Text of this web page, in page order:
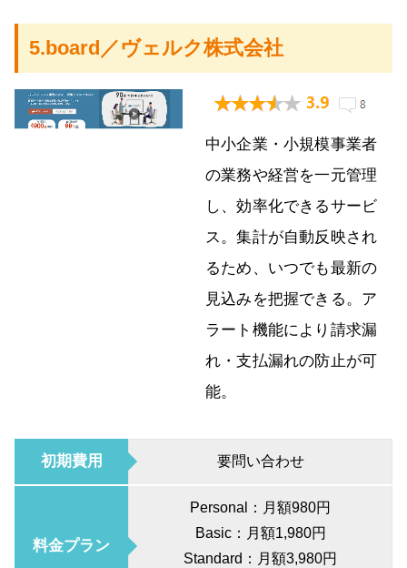
5.board／ヴェルク株式会社
中小企業・小規模事業者
の業務や経営を一元管理
し、効率化できるサービ
ス。集計が自動反映され
るため、いつでも最新の
見込みを把握できる。ア
ラート機能により請求漏
れ・支払漏れの防止が可
能。
初期費用 要問い合わせ
料金プラン
Personal：月額980円
Basic：月額1,980円
Standard：月額3,980円